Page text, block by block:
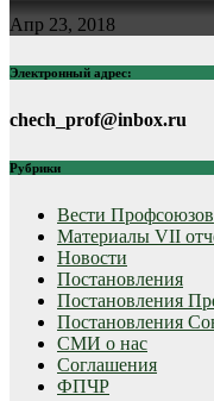
Апр 23, 2018
Электронный адрес:
chech_prof@inbox.ru
Рубрики
Вести Профсоюзов
Материалы VII
Новости
Постановления
Постановления
Постановления
СМИ о нас
Соглашения
ФПЧР